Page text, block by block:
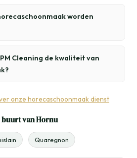
worden
Cleaning de kwaliteit van
onze horecaschoonmaak dienst
van Hornu
Quaregnon